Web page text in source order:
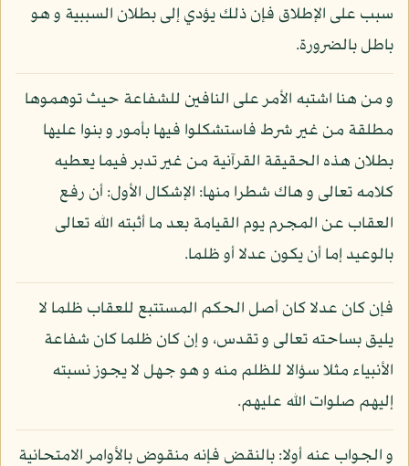
سبب على الإطلاق فإن ذلك يؤدي إلى بطلان السببية و هو
باطل بالضرورة.
و من هنا اشتبه الأمر على النافين للشفاعة حيث توهموها
مطلقة من غير شرط فاستشكلوا فيها بأمور و بنوا عليها
بطلان هذه الحقيقة القرآنية من غير تدبر فيما يعطيه
كلامه تعالى و هاك شطرا منها: الإشكال الأول: أن رفع
العقاب عن المجرم يوم القيامة بعد ما أثبته الله تعالى
بالوعيد إما أن يكون عدلا أو ظلما.
فإن كان عدلا كان أصل الحكم المستتبع للعقاب ظلما لا
يليق بساحته تعالى و تقدس، و إن كان ظلما كان شفاعة
الأنبياء مثلا سؤالا للظلم منه و هو جهل لا يجوز نسبته
إليهم صلوات الله عليهم.
و الجواب عنه أولا: بالنقض فإنه منقوض بالأوامر الامتحانية